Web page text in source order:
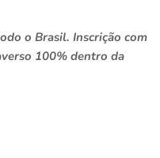
o Brasil. Inscrição com
100% dentro da